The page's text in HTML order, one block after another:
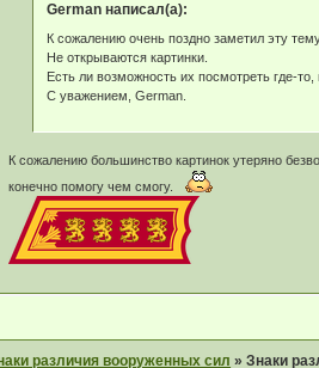
German написал(а):
К сожалению очень поздно заметил эту
Не открываются картинки.
Есть ли возможность их посмотреть где-
С уважением, German.
К сожалению большинство картинок утеряно
конечно помогу чем смогу.
различия вооруженных сил »Знаки